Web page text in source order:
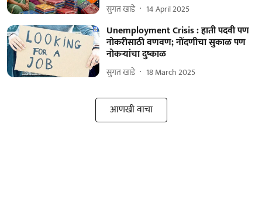
सुगत खाडे 14 April 2025
Unemployment Crisis : हाती पदवी पण
नोकरीसाठी वणवण; नोंदणीचा सुकाळ पण
नोकऱ्यांचा दुष्काळ
सुगत खाडे 18 March 2025
आणखी वाचा